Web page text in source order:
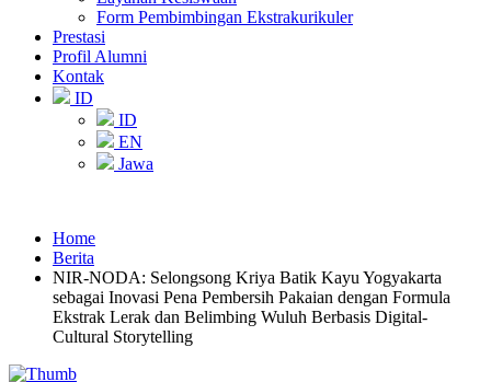
Form Pembimbingan Ekstrakurikuler
Prestasi
Profil Alumni
Kontak
ID
ID
EN
Jawa
Home
Berita
NIR-NODA: Selongsong Kriya Batik Kayu Yogyakarta
sebagai Inovasi Pena Pembersih Pakaian dengan Formula
Ekstrak Lerak dan Belimbing Wuluh Berbasis Digital-
Cultural Storytelling